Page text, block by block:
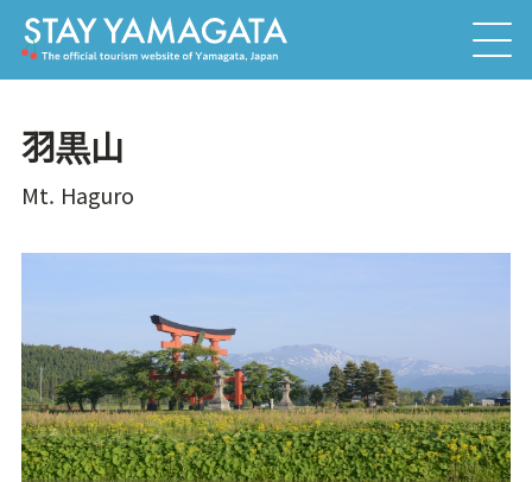
羽黒山
Mt. Haguro